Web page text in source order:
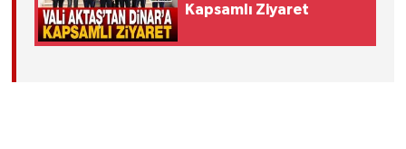
Kapsamlı Ziyaret